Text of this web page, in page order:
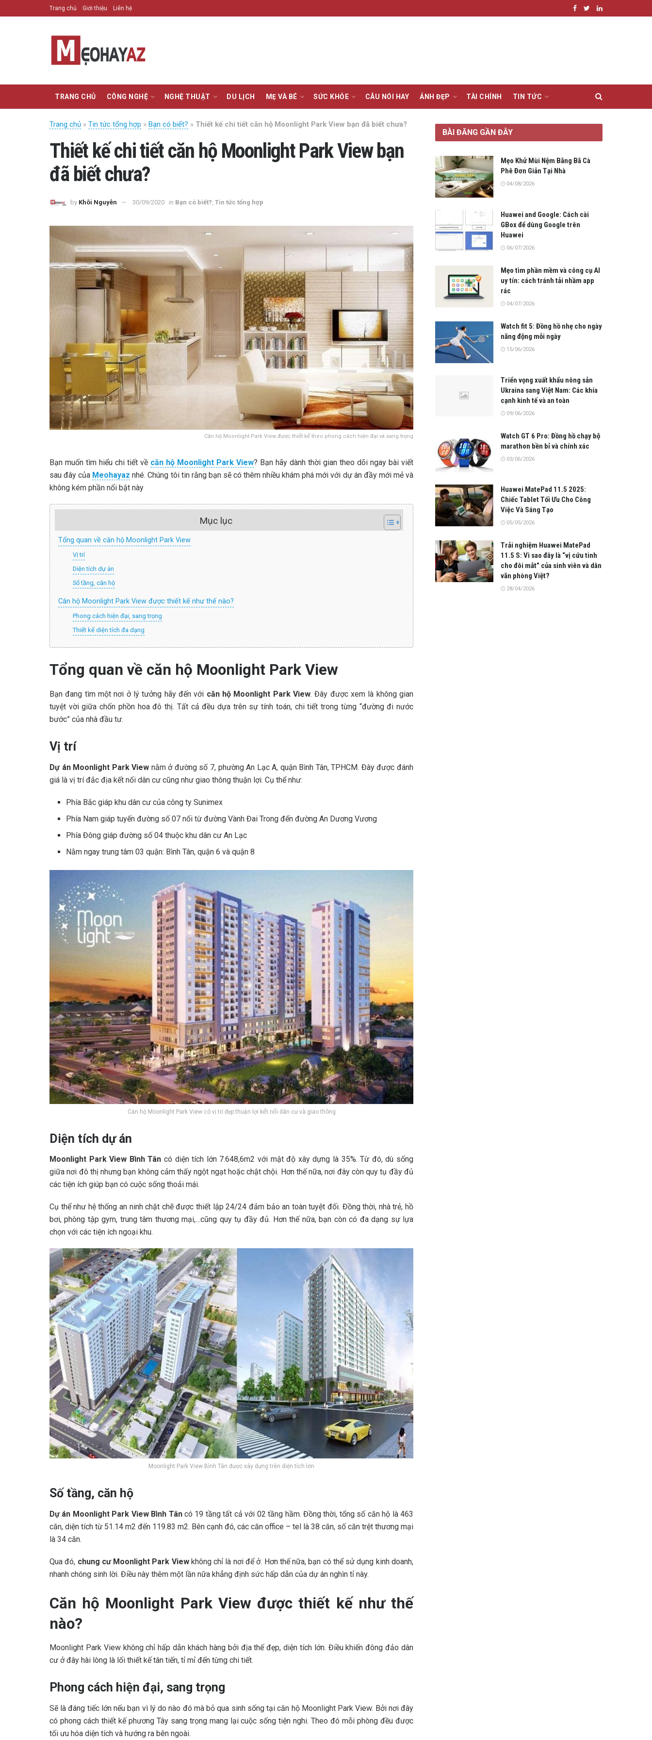
Trang chủ Giới thiệu Liên hệ
TRANG CHỦ CÔNG NGHỆ NGHỆ THUẬT DU LỊCH MẸ VÀ BÉ SỨC KHỎE CÂU NÓI HAY ẢNH ĐẸP TÀI CHÍNH TIN TỨC
Trang chủ » Tin tức tổng hợp » Bạn có biết? » Thiết kế chi tiết căn hộ Moonlight Park View bạn đã biết chưa?
Thiết kế chi tiết căn hộ Moonlight Park View bạn
đã biết chưa?
by Khôi Nguyễn 30/09/2020 in Bạn có biết? Tin tức tổng hợp
Căn hộ Moonlight Park View được thiết kế theo phong cách hiện đại và sang trọng
Bạn muốn tìm hiểu chi tiết về căn hộ Moonlight Park View? Bạn hãy dành thời gian theo dõi ngay bài viết
sau đây của Meohayaz nhé. Chúng tôi tin rằng bạn sẽ có thêm nhiều khám phá mới với dự án đầy mới mẻ và
không kém phần nổi bật này
Mục lục
Tổng quan về căn hộ Moonlight Park View
Vị trí
Diện tích dự án
Số tầng, căn hộ
Căn hộ Moonlight Park View được thiết kế như thế nào?
Phong cách hiện đại, sang trọng
Thiết kế diện tích đa dạng
Tổng quan về căn hộ Moonlight Park View
Bạn đang tìm một nơi ở lý tưởng hãy đến với căn hộ Moonlight Park View. Đây được xem là không gian
tuyệt vời giữa chốn phồn hoa đô thị. Tất cả đều dựa trên sự tính toán, chi tiết trong từng “đường đi nước
bước” của nhà đầu tư.
Vị trí
Dự án Moonlight Park View nằm ở đường số 7, phường An Lạc A, quận Bình Tân, TPHCM. Đây được đánh
giá là vị trí đắc địa kết nối dân cư cũng như giao thông thuận lợi. Cụ thể như:
Phía Bắc giáp khu dân cư của công ty Sunimex
Phía Nam giáp tuyến đường số 07 nối từ đường Vành Đai Trong đến đường An Dương Vương
Phía Đông giáp đường số 04 thuộc khu dân cư An Lạc
Nằm ngay trung tâm 03 quận: Bình Tân, quận 6 và quận 8
Căn hộ Moonlight Park View có vị trí đẹp thuận lợi kết nối dân cư và giao thông
Diện tích dự án
Moonlight Park View Bình Tân có diện tích lớn 7.648,6m2 với mật độ xây dựng là 35%. Từ đó, dù sống
giữa nơi đô thị nhưng bạn không cảm thấy ngột ngạt hoặc chật chội. Hơn thế nữa, nơi đây còn quy tụ đầy đủ
các tiện ích giúp bạn có cuộc sống thoải mái.
Cụ thể như hệ thống an ninh chặt chẽ được thiết lập 24/24 đảm bảo an toàn tuyệt đối. Đồng thời, nhà trẻ, hồ
bơi, phòng tập gym, trung tâm thương mại,…cũng quy tụ đầy đủ. Hơn thế nữa, bạn còn có đa dạng sự lựa
chọn với các tiện ích ngoại khu.
Moonlight Park View Bình Tân được xây dựng trên diện tích lớn
Số tầng, căn hộ
Dự án Moonlight Park View Bình Tâncó 19 tầng tất cả với 02 tầng hầm. Đồng thời, tổng số căn hộ là 463
căn, diện tích từ 51.14 m2 đến 119.83 m2. Bên cạnh đó, các căn office – tel là 38 căn, số căn trệt thương mại
là 34 căn.
Qua đó, chung cư Moonlight Park View không chỉ là nơi để ở. Hơn thế nữa, bạn có thể sử dụng kinh doanh,
nhanh chóng sinh lời. Điều này thêm một lần nữa khẳng định sức hấp dẫn của dự án nghìn tỉ này.
Căn hộ Moonlight Park View được thiết kế như thế
nào?
Moonlight Park View không chỉ hấp dẫn khách hàng bởi địa thế đẹp, diện tích lớn. Điều khiến đông đảo dân
cư ở đây hài lòng là lối thiết kế tân tiến, tỉ mỉ đến từng chi tiết.
Phong cách hiện đại, sang trọng
Sẽ là đáng tiếc lớn nếu bạn vì lý do nào đó mà bỏ qua sinh sống tại căn hộ Moonlight Park View. Bởi nơi đây
có phong cách thiết kế phương Tây sang trọng mang lại cuộc sống tiện nghi. Theo đó mỗi phòng đều được
tối ưu hóa diện tích và hướng ra bên ngoài.
BÀI ĐĂNG GẦN ĐÂY
Mẹo Khử Mùi Nệm Bằng Bã Cà
Phê Đơn Giản Tại Nhà
04/08/2026
Huawei and Google: Cách cài
GBox để dùng Google trên
Huawei
06/07/2026
Mẹo tìm phần mềm và công cụ AI
uy tín: cách tránh tải nhầm app
rác
04/07/2026
Watch fit 5: Đồng hồ nhẹ cho ngày
năng động mỗi ngày
15/06/2026
Triển vọng xuất khẩu nông sản
Ukraina sang Việt Nam: Các khía
cạnh kinh tế và an toàn
09/06/2026
Watch GT 6 Pro: Đồng hồ chạy bộ
marathon bền bỉ và chính xác
03/06/2026
Huawei MatePad 11.5 2025:
Chiếc Tablet Tối Ưu Cho Công
Việc Và Sáng Tạo
05/05/2026
Trải nghiệm Huawei MatePad
11.5 S: Vì sao đây là “vị cứu tinh
cho đôi mắt” của sinh viên và dân
văn phòng Việt?
28/04/2026